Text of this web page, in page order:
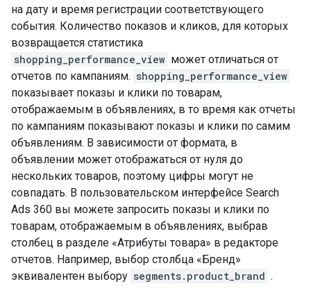
на дату и время регистрации соответствующего
события. Количество показов и кликов, для которых
возвращается статистика
shopping_performance_view может отличаться от
отчетов по кампаниям. shopping_performance_view
показывает показы и клики по товарам,
отображаемым в объявлениях, в то время как отчеты
по кампаниям показывают показы и клики по самим
объявлениям. В зависимости от формата, в
объявлении может отображаться от нуля до
нескольких товаров, поэтому цифры могут не
совпадать. В пользовательском интерфейсе Search
Ads 360 вы можете запросить показы и клики по
товарам, отображаемым в объявлениях, выбрав
столбец в разделе «Атрибуты товара» в редакторе
отчетов. Например, выбор столбца «Бренд»
эквивалентен выбору segments.product_brand .